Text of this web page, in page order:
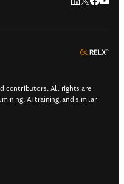
contributors. All rights are
AI training, and similar